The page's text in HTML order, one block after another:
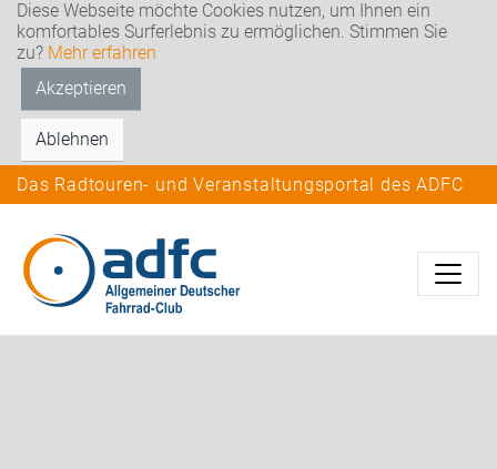
Diese Webseite möchte Cookies nutzen, um Ihnen ein
komfortables Surferlebnis zu ermöglichen. Stimmen Sie
zu? Mehr erfahren
Akzeptieren
Ablehnen
Das Radtouren- und Veranstaltungsportal des ADFC